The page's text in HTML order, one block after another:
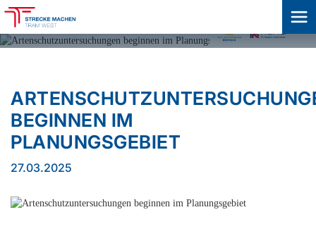
BEGINNEN IM
PLANUNGSGEBIET
27.03.2025